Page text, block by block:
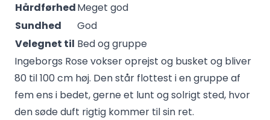
HårdførhedMeget god
Sundhed
God
Velegnet til Bed og gruppe
Ingeborgs Rose vokser oprejst og busket og bliver
80 til 100 cm høj. Den står flottest i en gruppe af
fem ens i bedet, gerne et lunt og solrigt sted, hvor
den søde duft rigtig kommer til sin ret.